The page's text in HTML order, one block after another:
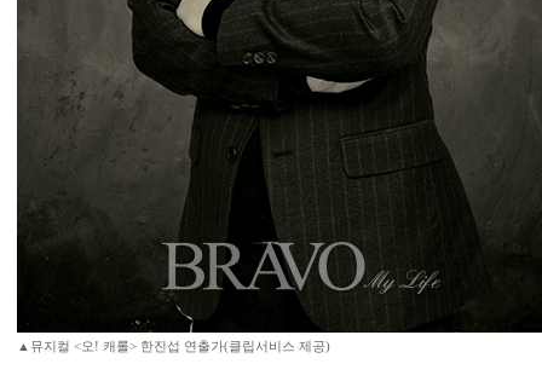
▲뮤지컬 <오! 캐롤> 한진섭 연출가(클립서비스 제공)